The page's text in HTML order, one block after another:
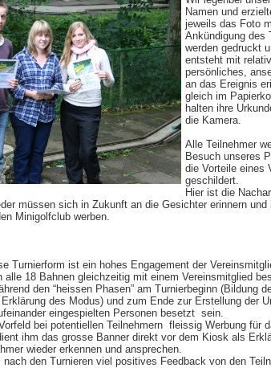
Namen und
jeweils das Foto
Ankündigung des
werden gedruckt
entsteht mit
persönliches,
an das Ereignis
gleich im
halten ihre
die Kamera.
Alle Teilnehmer
Besuch unseres
die Vorteile eines
geschildert.
Hier ist die
müssen sich in Zukunft an die Gesichter erinnern und
Minigolfclub werben.
Turnierform ist ein hohes Engagement der
alle 18 Bahnen gleichzeitig mit einem Vereinsmitglied
den “heissen Phasen” am Turnierbeginn (Bildung
des Modus) und zum Ende zur Erstellung der
eingespielten Personen besetzt sein.
bei potentiellen Teilnehmern fleissig Werbung für
ihm das grosse Banner direkt vor dem Kiosk als
wieder erkennen und ansprechen.
den Turnieren viel positives Feedback von den